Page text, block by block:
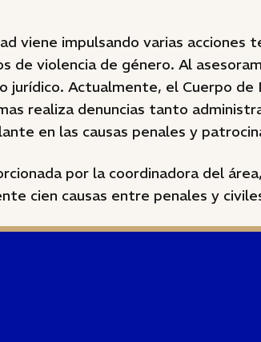
viene impulsando varias acciones
de violencia de género. Al
jurídico. Actualmente, el Cuerpo de
realiza denuncias tanto
en las causas penales y
por la coordinadora del
cien causas entre penales y